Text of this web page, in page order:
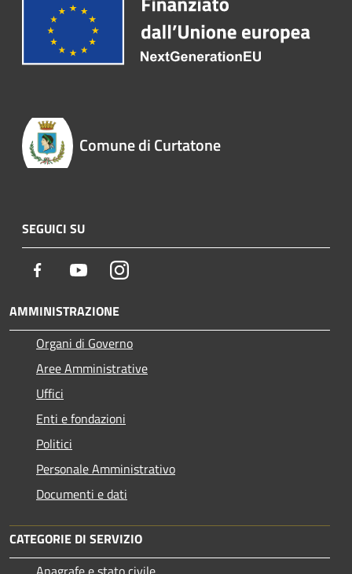
Comune di Curtatone
SEGUICI SU
Facebook YoutubeInstagram
AMMINISTRAZIONE
Organi di Governo
Aree Amministrative
Uffici
Enti e fondazioni
Politici
Personale Amministrativo
Documenti e dati
CATEGORIE DI SERVIZIO